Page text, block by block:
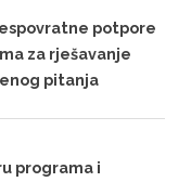
potpore
za rješavanje
pitanja
programa i